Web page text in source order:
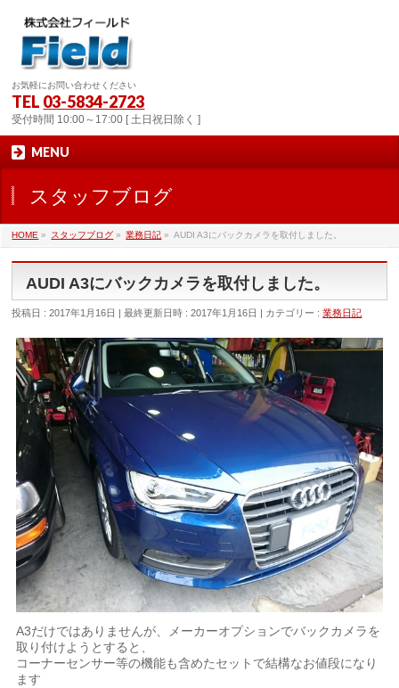
お気軽にお問い合わせください
TEL 03-5834-2723
受付時間 10:00～17:00 [ 土日祝日除く ]
MENU
スタッフブログ
HOME » スタッフブログ » 業務日記 » AUDI A3にバックカメラを取付しました。
AUDI A3にバックカメラを取付しました。
投稿日 : 2017年1月16日 最終更新日時 : 2017年1月16日 カテゴリー :業務日記
A3だけではありませんが、メーカーオプションでバックカメラを
取り付けようとすると、
コーナーセンサー等の機能も含めたセットで結構なお値段になり
ます